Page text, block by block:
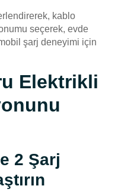
kablo
seçerek, evde
şarj deneyimi için
Elektrikli
2 Şarj